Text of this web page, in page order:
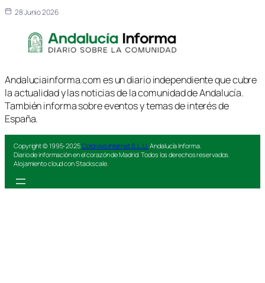
28 Junio 2026
Andaluciainforma.com es un diario independiente que cubre
la actualidad y las noticias de la comunidad de Andalucía.
También informa sobre eventos y temas de interés de
España.
Copyright © 1995-2025Colorvivo Internet S.L.U. Andalucía Informa.
Diario de información en el corazón de Madrid. Todos los derechos reservados.
Alojamiento cloud con Stackscale.